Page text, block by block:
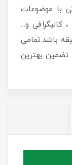
با موضوعات
کالیگرافی و...
باشد.تمامی
بهترین